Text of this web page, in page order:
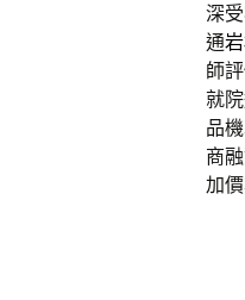
深
通
師
就
品
商
加